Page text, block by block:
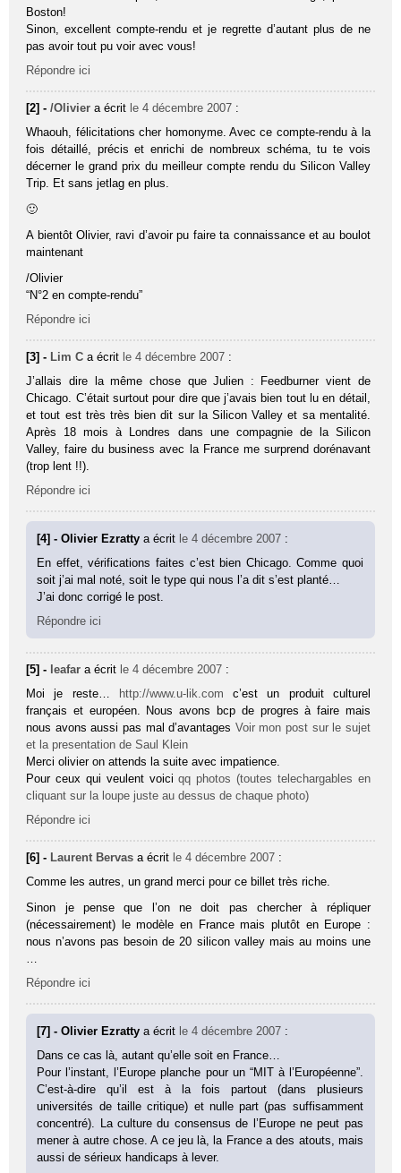
Boston!
Sinon, excellent compte-rendu et je regrette d’autant plus de ne
pas avoir tout pu voir avec vous!
Répondre ici
[2] -/Olivier a écrit le 4 décembre 2007 :
Whaouh, félicitations cher homonyme. Avec ce compte-rendu à la
fois détaillé, précis et enrichi de nombreux schéma, tu te vois
décerner le grand prix du meilleur compte rendu du Silicon Valley
Trip. Et sans jetlag en plus.
🙂
A bientôt Olivier, ravi d’avoir pu faire ta connaissance et au boulot
maintenant
/Olivier
“N°2 en compte-rendu”
Répondre ici
[3] - Lim C a écrit le 4 décembre 2007 :
J’allais dire la même chose que Julien : Feedburner vient de
Chicago. C’était surtout pour dire que j’avais bien tout lu en détail,
et tout est très très bien dit sur la Silicon Valley et sa mentalité.
Après 18 mois à Londres dans une compagnie de la Silicon
Valley, faire du business avec la France me surprend dorénavant
(trop lent !!).
Répondre ici
[4] - Olivier Ezrattya écrit le 4 décembre 2007 :
En effet, vérifications faites c’est bien Chicago. Comme quoi
soit j’ai mal noté, soit le type qui nous l’a dit s’est planté…
J’ai donc corrigé le post.
Répondre ici
[5] - leafar a écrit le 4 décembre 2007 :
Moi je reste…
http://www.u-lik.com c’est un produit culturel
français et européen. Nous avons bcp de progres à faire mais
nous avons aussi pas mal d’avantages Voir mon post sur le sujet
et la presentation de Saul Klein
Merci olivier on attends la suite avec impatience.
Pour ceux qui veulent voiciqq photos (toutes telechargables en
cliquant sur la loupe juste au dessus de chaque photo)
Répondre ici
[6] - Laurent Bervas a écrit le 4 décembre 2007 :
Comme les autres, un grand merci pour ce billet très riche.
Sinon je pense que l’on ne doit pas chercher à répliquer
(nécessairement) le modèle en France mais plutôt en Europe :
nous n’avons pas besoin de 20 silicon valley mais au moins une
Répondre ici
[7] - Olivier Ezrattya écrit le 4 décembre 2007 :
Dans ce cas là, autant qu’elle soit en France…
Pour l’instant, l’Europe planche pour un “MIT à l’Européenne”.
C’est-à-dire qu’il est à la fois partout (dans plusieurs
universités de taille critique) et nulle part (pas suffisamment
concentré). La culture du consensus de l’Europe ne peut pas
mener à autre chose. A ce jeu là, la France a des atouts, mais
aussi de sérieux handicaps à lever.